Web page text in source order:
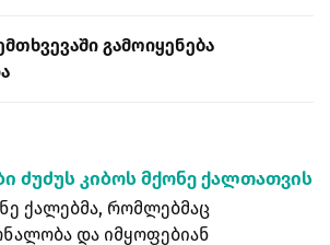
გამოიყენება
ძუძუს კიბოს მქონე ქალთათვის
ქალებმა, რომლებმაც
და იმყოფებიან